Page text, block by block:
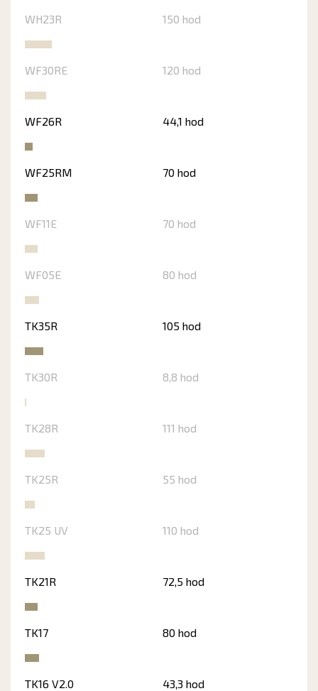
WH23R 150 hod
WF30RE 120 hod
WF26R 44,1 hod
WF25RM 70 hod
WF11E 70 hod
WF05E 80 hod
TK35R 105 hod
TK30R 8,8 hod
TK28R 111 hod
TK25R 55 hod
TK25 UV 110 hod
TK21R 72,5 hod
TK17 80 hod
TK16 V2.0 43,3 hod